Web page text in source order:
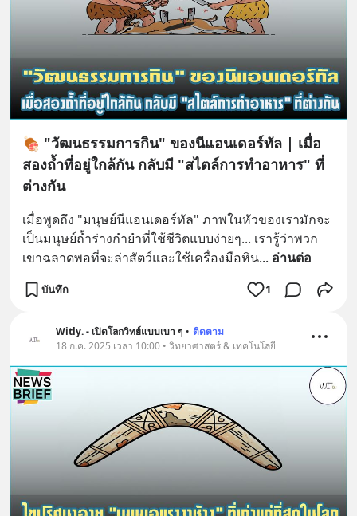
🍖 "วัฒนธรรมการกิน" ของนีแอนเดอร์ทัล | เมื่อ
สองถ้ำที่อยู่ใกล้กัน กลับมี "สไตล์การทำอาหาร" ที่
ต่างกัน
เมื่อพูดถึง "มนุษย์นีแอนเดอร์ทัล" ภาพในหัวของเรามักจะ
เป็นมนุษย์ถ้ำร่างกำยำที่ใช้ชีวิตแบบง่ายๆ... เรารู้ว่าพวก
เขาฉลาดพอที่จะล่าสัตว์และใช้เครื่องมือหิน... อ่านต่อ
บันทึก 1
Witly. - เปิดโลกวิทย์แบบเบา ๆ • ติดตาม
18 ก.ค. 2025 เวลา 10:00 • วิทยาศาสตร์ & เทคโนโลยี